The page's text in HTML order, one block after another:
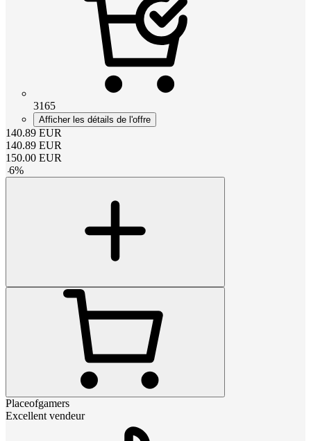
3165
Afficher les détails de l'offre
140.89 EUR
140.89 EUR
150.00 EUR
-6%
Placeofgamers
Excellent vendeur